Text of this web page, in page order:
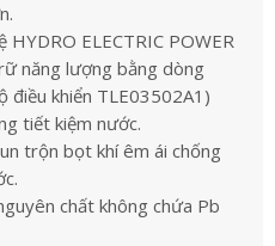
HYDRO ELECTRIC POWER
năng lượng bằng dòng
điều khiển TLE03502A1)
tiết kiệm nước.
trộn bọt khí êm ái chống
chất không chứa Pb